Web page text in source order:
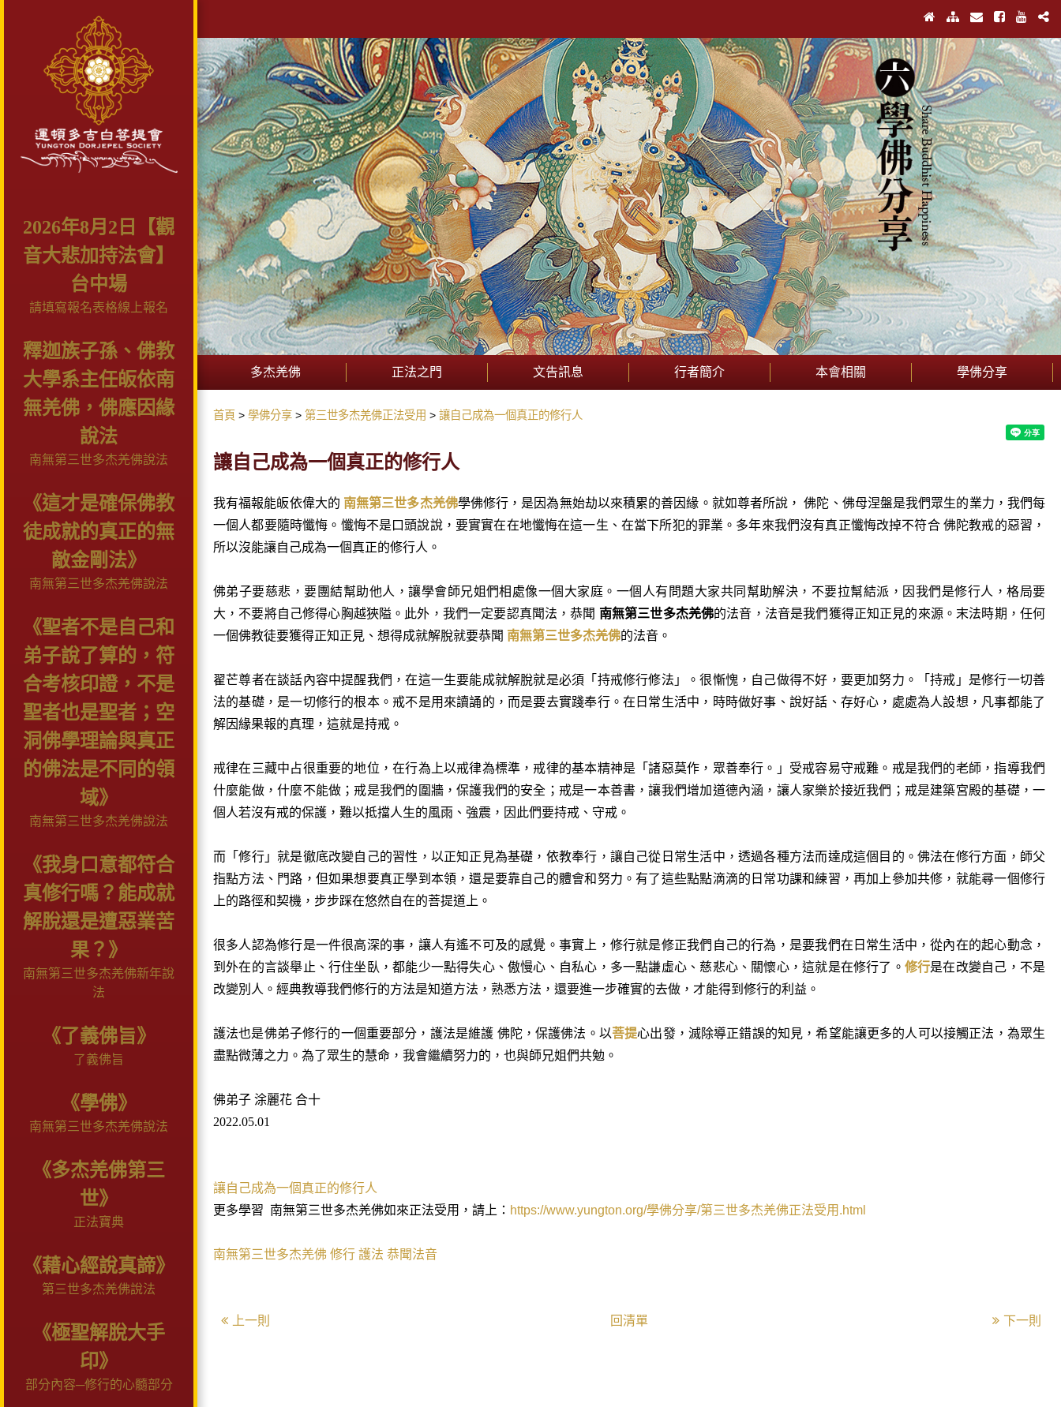
2026年8月2日【觀
音大悲加持法會】
台中場
請填寫報名表格線上報名
釋迦族子孫、佛教
大學系主任皈依南
無羌佛，佛應因緣
說法
南無第三世多杰羌佛說法
《這才是確保佛教
徒成就的真正的無
敵金剛法》
南無第三世多杰羌佛說法
《聖者不是自己和
弟子說了算的，符
合考核印證，不是
聖者也是聖者；空
洞佛學理論與真正
的佛法是不同的領
域》
南無第三世多杰羌佛說法
《我身口意都符合
真修行嗎？能成就
解脫還是遭惡業苦
果？》
南無第三世多杰羌佛新年說
法
《了義佛旨》
了義佛旨
《學佛》
南無第三世多杰羌佛說法
《多杰羌佛第三
世》
正法寶典
《藉心經說真諦》
第三世多杰羌佛說法
《極聖解脫大手
印》
部分內容─修行的心髓部分
多杰羌佛 正法之門 文告訊息 行者簡介 本會相關 學佛分享
首頁 學佛分享 第三世多杰羌佛正法受用 讓自己成為一個真正的修行人
讓自己成為一個真正的修行人
我有福報能皈依偉大的 南無第三世多杰羌佛學佛修行，是因為無始劫以來積累的善因緣。就如尊者所說， 佛陀、佛母涅盤是我們眾生的業力，我們每
一個人都要隨時懺悔。懺悔不是口頭說說，要實實在在地懺悔在這一生、在當下所犯的罪業。多年來我們沒有真正懺悔改掉不符合 佛陀教戒的惡習，
所以沒能讓自己成為一個真正的修行人。
佛弟子要慈悲，要團結幫助他人，讓學會師兄姐們相處像一個大家庭。一個人有問題大家共同幫助解決，不要拉幫結派，因我們是修行人，格局要
大，不要將自己修得心胸越狹隘。此外，我們一定要認真聞法，恭聞 南無第三世多杰羌佛的法音，法音是我們獲得正知正見的來源。末法時期，任何
一個佛教徒要獲得正知正見、想得成就解脫就要恭聞 南無第三世多杰羌佛的法音。
翟芒尊者在談話內容中提醒我們，在這一生要能成就解脫就是必須「持戒修行修法」。很慚愧，自己做得不好，要更加努力。「持戒」是修行一切善
法的基礎，是一切修行的根本。戒不是用來讀誦的，而是要去實踐奉行。在日常生活中，時時做好事、說好話、存好心，處處為人設想，凡事都能了
解因緣果報的真理，這就是持戒。
戒律在三藏中占很重要的地位，在行為上以戒律為標準，戒律的基本精神是「諸惡莫作，眾善奉行。」受戒容易守戒難。戒是我們的老師，指導我們
什麼能做，什麼不能做；戒是我們的圍牆，保護我們的安全；戒是一本善書，讓我們增加道德內涵，讓人家樂於接近我們；戒是建築宮殿的基礎，一
個人若沒有戒的保護，難以抵擋人生的風雨、強震，因此們要持戒、守戒。
而「修行」就是徹底改變自己的習性，以正知正見為基礎，依教奉行，讓自己從日常生活中，透過各種方法而達成這個目的。佛法在修行方面，師父
指點方法、門路，但如果想要真正學到本領，還是要靠自己的體會和努力。有了這些點點滴滴的日常功課和練習，再加上參加共修，就能尋一個修行
上的路徑和契機，步步踩在悠然自在的菩提道上。
很多人認為修行是一件很高深的事，讓人有遙不可及的感覺。事實上，修行就是修正我們自己的行為，是要我們在日常生活中，從內在的起心動念，
到外在的言談舉止、行住坐臥，都能少一點得失心、傲慢心、自私心，多一點謙虛心、慈悲心、關懷心，這就是在修行了。 修行是在改變自己，不是
改變別人。經典教導我們修行的方法是知道方法，熟悉方法，還要進一步確實的去做，才能得到修行的利益。
護法也是佛弟子修行的一個重要部分，護法是維護 佛陀，保護佛法。以菩提心出發，滅除導正錯誤的知見，希望能讓更多的人可以接觸正法，為眾生
盡點微薄之力。為了眾生的慧命，我會繼續努力的，也與師兄姐們共勉。
佛弟子 涂麗花 合十
2022.05.01
讓自己成為一個真正的修行人
更多學習 南無第三世多杰羌佛如來正法受用，請上： https://www.yungton.org/學佛分享/第三世多杰羌佛正法受用 .html
南無第三世多杰羌佛 修行 護法 恭聞法音
上一則 回清單 下一則